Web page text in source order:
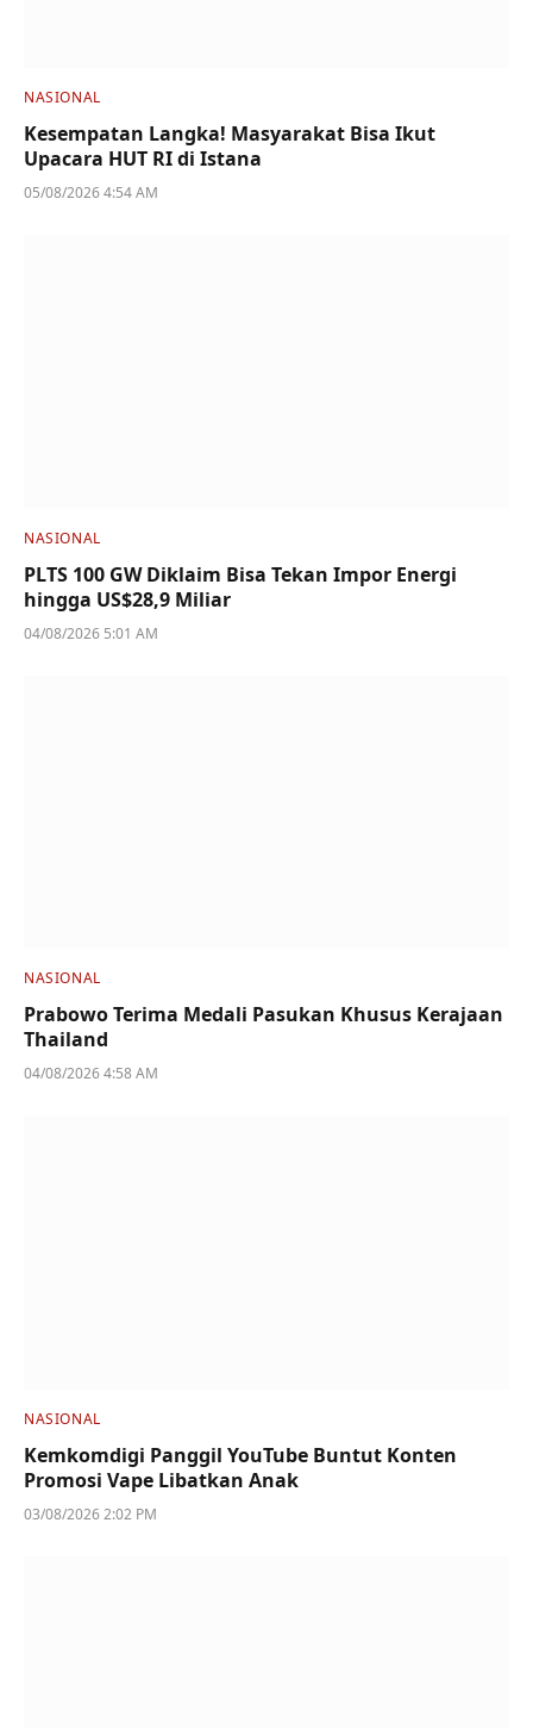
NASIONAL
Kesempatan Langka! Masyarakat Bisa Ikut
Upacara HUT RI di Istana
05/08/2026 4:54 AM
NASIONAL
PLTS 100 GW Diklaim Bisa Tekan Impor Energi
hingga US$28,9 Miliar
04/08/2026 5:01 AM
NASIONAL
Prabowo Terima Medali Pasukan Khusus Kerajaan
Thailand
04/08/2026 4:58 AM
NASIONAL
Kemkomdigi Panggil YouTube Buntut Konten
Promosi Vape Libatkan Anak
03/08/2026 2:02 PM